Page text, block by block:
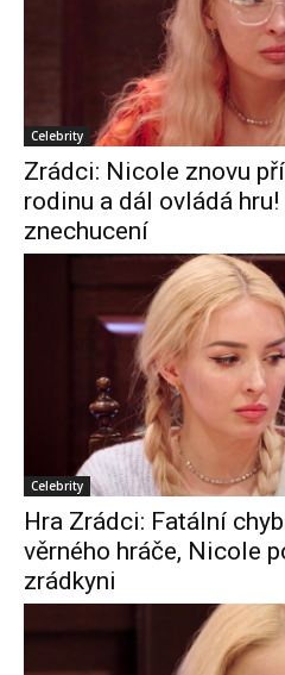
Celebrity
Zrádci: Nicole znovu
rodinu a dál ovládá
znechucení
Celebrity
Hra Zrádci: Fatální
věrného hráče, Nicole
zrádkyni